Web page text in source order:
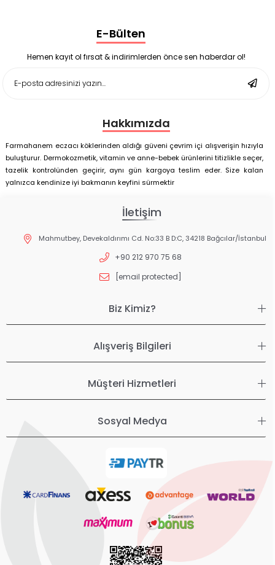
Enterogermina Family 5 ml 20 Flakon
Deep Flex Stres Azaltıcı ve Enerji Dengeleyici Topraklama
Matı Set 40x60 cm
Deep Flex Stres Azaltıcı ve Enerji Dengeleyici Topraklama
E-Bülten
Hemen kayıt ol fırsat & indirimlerden önce sen haberdar ol!
Hakkımızda
Farmahanem eczacı köklerinden aldığı güveni çevrim içi alışverişin hızıyla
buluşturur. Dermokozmetik, vitamin ve anne-bebek ürünlerini titizlikle seçer,
tazelik kontrolünden geçirir, aynı gün kargoya teslim eder. Size kalan
yalnızca kendinize iyi bakmanın keyfini sürmektir
İletişim
Mahmutbey, Devekaldırımı Cd. No:33 B D:C, 34218 Bağcılar/İstanbul
+90 212 970 75 68
[email protected]
Biz Kimiz?
Alışveriş Bilgileri
Müşteri Hizmetleri
Sosyal Medya